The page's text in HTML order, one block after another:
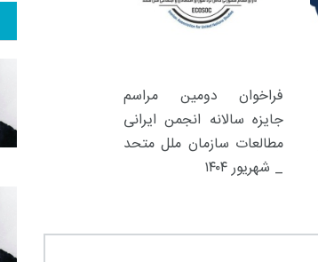
فراخوان دومین مراسم
جایزه سالانه انجمن ایرانی
مطالعات سازمان ملل متحد
_ شهریور ۱۴۰۴